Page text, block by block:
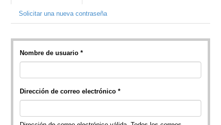
principales
activa)
Solicitar una nueva contraseña
Nombre de usuario*
Dirección de correo electrónico*